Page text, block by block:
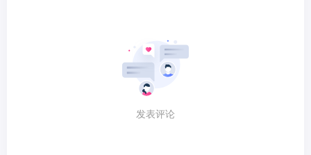
发表评论